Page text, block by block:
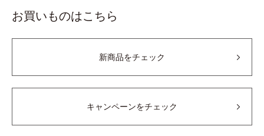
お買いものはこちら
新商品をチェック
キャンペーンをチェック